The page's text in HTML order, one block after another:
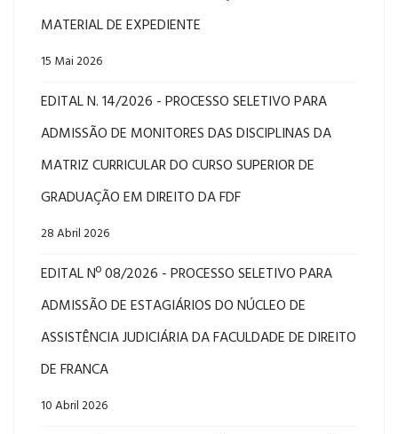
MATERIAL DE EXPEDIENTE
15 Mai 2026
EDITAL N. 14/2026 - PROCESSO SELETIVO PARA
ADMISSÃO DE MONITORES DAS DISCIPLINAS DA
MATRIZ CURRICULAR DO CURSO SUPERIOR DE
GRADUAÇÃO EM DIREITO DA FDF
28 Abril 2026
EDITAL Nº 08/2026 - PROCESSO SELETIVO PARA
ADMISSÃO DE ESTAGIÁRIOS DO NÚCLEO DE
ASSISTÊNCIA JUDICIÁRIA DA FACULDADE DE DIREITO
DE FRANCA
10 Abril 2026